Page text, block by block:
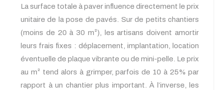
La surface totale à paver influence directement le prix
unitaire de la pose de pavés. Sur de petits chantiers
(moins de 20 à 30 m²), les artisans doivent amortir
leurs frais fixes : déplacement, implantation, location
éventuelle de plaque vibrante ou de mini-pelle. Le prix
au m² tend alors à grimper, parfois de 10 à 25% par
rapport à un chantier plus important. À l’inverse, les